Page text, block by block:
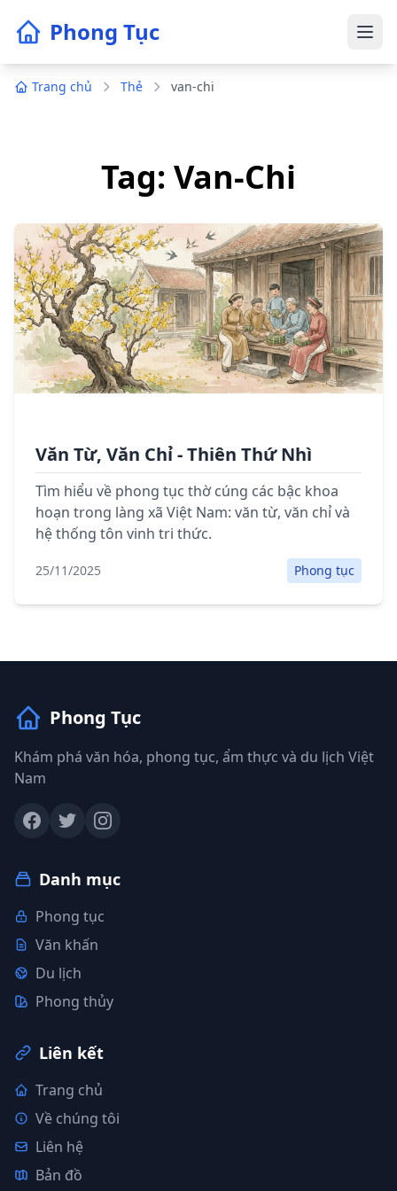
Phong Tục
Trang chủ Thẻ van-chi
Tag: Van-Chi
Văn Từ, Văn Chỉ - Thiên Thứ Nhì
Tìm hiểu về phong tục thờ cúng các bậc khoa
hoạn trong làng xã Việt Nam: văn từ, văn chỉ và
hệ thống tôn vinh tri thức.
25/11/2025 Phong tục
Phong Tục
Khám phá văn hóa, phong tục, ẩm thực và du lịch Việt
Nam
Danh mục
Phong tục
Văn khấn
Du lịch
Phong thủy
Liên kết
Trang chủ
Về chúng tôi
Liên hệ
Bản đồ